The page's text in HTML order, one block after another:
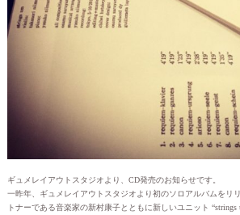
ギュメレイアウトスタジオより、CD発売のお知らせです。
一昨年、ギュメレイアウトスタジオより初のソロアルバムをリ
トナーである音楽家の新村康子とともに新しいユニット “strings